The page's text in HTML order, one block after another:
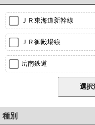
ＪＲ東海道新幹線
ＪＲ御殿場線
岳南鉄道
種別